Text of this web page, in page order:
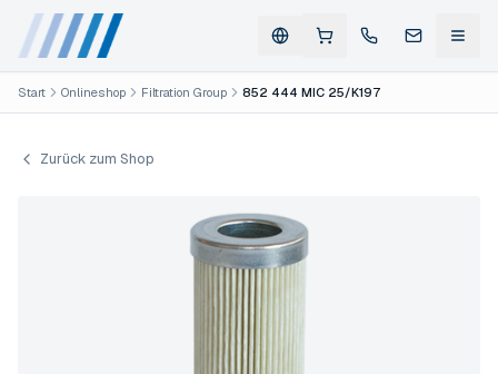
Start Onlineshop Filtration Group 852 444 MIC 25/K197
Zurück zum Shop